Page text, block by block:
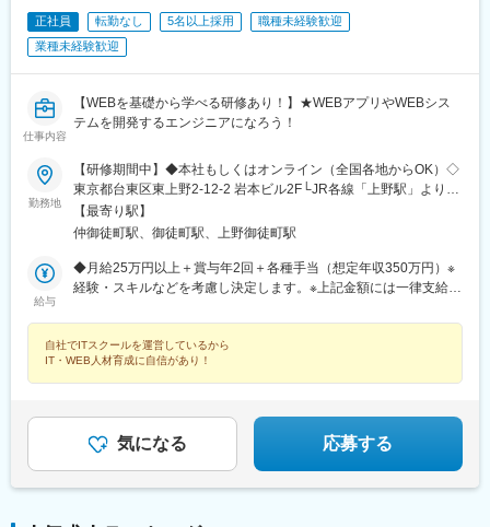
路三条駅、畝傍駅、宇品二丁目駅、福島町駅、蓮池町通駅、旦過
駅、西黒崎駅、伊賀駅、香椎宮前駅、箱崎宮前駅、市役所駅(長崎
正社員 転勤なし 5名以上採用
職種未経験歓迎
業種未経験歓迎
仕事内容
【WEBを基礎から学べる研修あり！】★WEBアプリやWEBシス
テムを開発するエンジニアになろう！
勤務地
【研修期間中】◆本社もしくはオンライン（全国各地からOK）◇
東京都台東区東上野2-12-2 岩本ビル2F└JR各線「上野駅」より徒
歩7分└JR線「御徒町駅」より徒歩5分└都営大江戸線「上野御徒
町駅」より徒歩4分【研修終了後】◆東京23区を中心とした全国
う転勤はありません。※すべて徒歩10分以内の駅チカオフィスで
す。★将来的には、フルリモートや在宅勤務、リモートワークも
スクールは、自社で研修制度を持っていないIT会社に向けて、ITエ
ンジニア育成を支援してきたという背景を持ちます。だから研修
実績とノウハウは豊富！専任講師がカリキュラムに沿って研修し
ていくため、本当にITスクールに通っているような2ヵ月を過ごす
も給与がでます。思いきり勉強を楽しんでください！
【最寄り駅】
仲御徒町駅、御徒町駅、上野御徒町駅
給与
◆月給25万円以上＋賞与年2回＋各種手当（想定年収350万円）※
経験・スキルなどを考慮し決定します。※上記金額には一律支給の
り（期間中は月給23万円以上で、その他の待遇に変更なし）☆経
験がある方は、現職・前職給与を考慮します。【年収例】年収
350万円（経験0年入社）年収450万円（経験3年入社）年収600万
円（経験5年入社）
自社でITスクールを運営しているから
IT・WEB人材育成に自信があり！
気になる 応募する